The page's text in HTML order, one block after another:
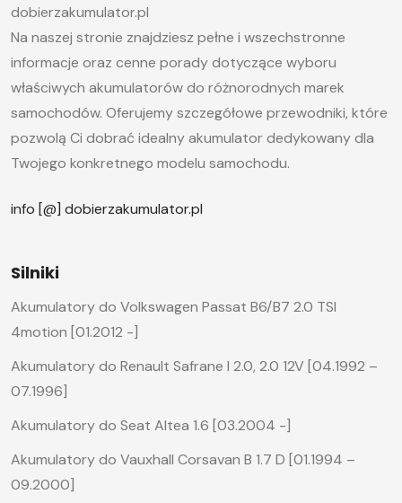
dobierzakumulator.pl
Na naszej stronie znajdziesz pełne i wszechstronne
informacje oraz cenne porady dotyczące wyboru
właściwych akumulatorów do różnorodnych marek
samochodów. Oferujemy szczegółowe przewodniki, które
pozwolą Ci dobrać idealny akumulator dedykowany dla
Twojego konkretnego modelu samochodu.
info [@] dobierzakumulator.pl
Silniki
Akumulatory do Volkswagen Passat B6/B7 2.0 TSI
4motion [01.2012 -]
Akumulatory do Renault Safrane I 2.0, 2.0 12V [04.1992 –
07.1996]
Akumulatory do Seat Altea 1.6 [03.2004 -]
Akumulatory do Vauxhall Corsavan B 1.7 D [01.1994 –
09.2000]